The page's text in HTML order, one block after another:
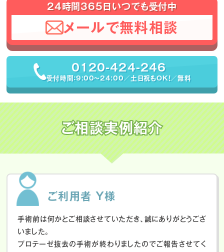
24時間365日いつでも受付中
メールで無料相談
0120-424-246
受付時間：9:00〜24:00／土日祝もOK！／無料
ご相談実例紹介
ご利用者 Y様
手術前は何かとご相談させていただき、誠にありがとうござ
いました。
プロテーゼ抜去の手術が終わりましたのでご報告させてく